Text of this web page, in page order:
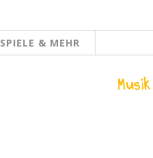
SPIELE & MEHR
Musik